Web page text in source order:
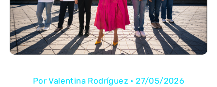
PorValentina Rodríguez •27/05/2026